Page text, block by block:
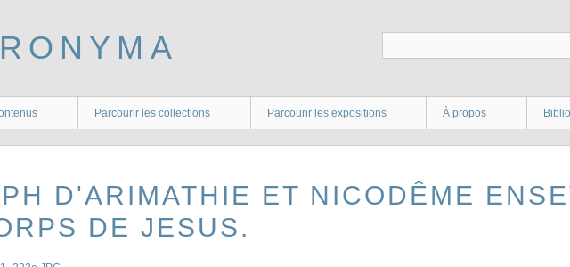
Parcourir les collections Parcourir les expositions À propos
D'ARIMATHIE ET NICODÊME
DE JESUS.